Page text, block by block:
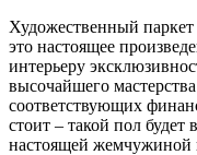
Художественный
это настоящее
интерьеру
высочайшего
соответствующих
стоит – такой пол
настоящей жемчужиной